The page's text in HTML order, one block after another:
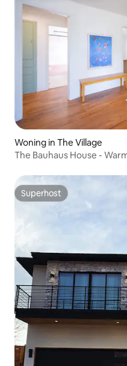
Woning in The Village
The Bauhaus House -
Superhost
Superhost